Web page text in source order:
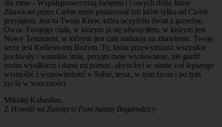
dla mnie - Współsprawczynią świętości i owych dóbr, które
Zbawiciel przez Ciebie mnie podarował lub które tylko od Ciebie
przyjąłem. Jest to Twoja Krew, która oczyściła świat z grzechu;
Owoc Twojego ciała, w którym ja się uświęciłem, w którym jest
Nowy Testament, w którym jest cała nadzieja na zbawienie. Twoje
serce jest Królestwem Bożym. Ty, która przewyższasz wszystkie
pochwały i wszelkie imię, przyjm moje wysławianie, nie gardź
moim wysiłkiem i daruj mi pomoc, abym był w stanie coś lepszego
wymyślić i wypowiedzieć o Tobie, teraz, w tym życiu i po tym
życiu w wieczności.
Mikołaj Kabasilas,
Z Homilii na Zaśnięcie Pani naszej Bogarodzicy